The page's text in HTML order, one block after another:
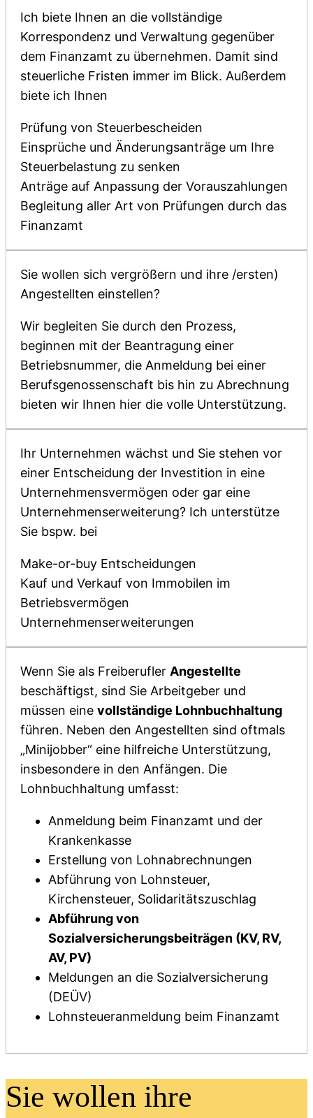
Ich biete Ihnen an die vollständige
Korrespondenz und Verwaltung gegenüber
dem Finanzamt zu übernehmen. Damit sind
steuerliche Fristen immer im Blick. Außerdem
biete ich Ihnen
Prüfung von Steuerbescheiden
Einsprüche und Änderungsanträge um Ihre
Steuerbelastung zu senken
Anträge auf Anpassung der Vorauszahlungen
Begleitung aller Art von Prüfungen durch das
Finanzamt
Sie wollen sich vergrößern und ihre /ersten)
Angestellten einstellen?
Wir begleiten Sie durch den Prozess,
beginnen mit der Beantragung einer
Betriebsnummer, die Anmeldung bei einer
Berufsgenossenschaft bis hin zu Abrechnung
bieten wir Ihnen hier die volle Unterstützung.
Ihr Unternehmen wächst und Sie stehen vor
einer Entscheidung der Investition in eine
Unternehmensvermögen oder gar eine
Unternehmenserweiterung? Ich unterstütze
Sie bspw. bei
Make-or-buy Entscheidungen
Kauf und Verkauf von Immobilen im
Betriebsvermögen
Unternehmenserweiterungen
Wenn Sie als Freiberufler Angestellte
beschäftigst, sind Sie Arbeitgeber und
müssen eine vollständige Lohnbuchhaltung
führen. Neben den Angestellten sind oftmals
„Minijobber“ eine hilfreiche Unterstützung,
insbesondere in den Anfängen. Die
Lohnbuchhaltung umfasst:
Anmeldung beim Finanzamt und der
Krankenkasse
Erstellung von Lohnabrechnungen
Abführung von Lohnsteuer,
Kirchensteuer, Solidaritätszuschlag
Abführung von
Sozialversicherungsbeiträgen (KV, RV,
AV, PV)
Meldungen an die Sozialversicherung
(DEÜV)
Lohnsteueranmeldung beim Finanzamt
Sie wollen ihre